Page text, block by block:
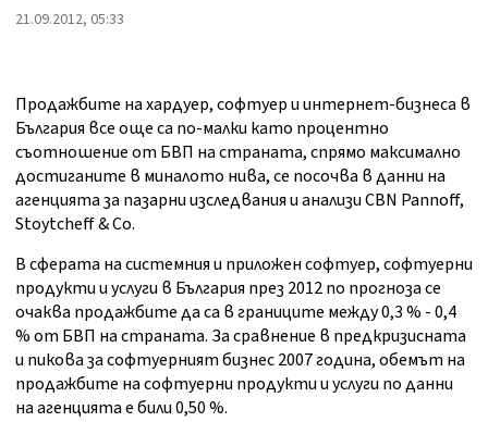
21.09.2012, 05:33
Продажбите на хардуер, софтуер и интернет-бизнеса в
България все още са по-малки като процентно
съотношение от БВП на страната, спрямо максимално
достиганите в миналото нива, се посочва в данни на
агенцията за пазарни изследвания и анализи CBN Pannoff,
Stoytcheff & Co.
В сферата на системния и приложен софтуер, софтуерни
продукти и услуги в България през 2012 по прогноза се
очаква продажбите да са в границите между 0,3 % - 0,4
% от БВП на страната. За сравнение в предкризисната
и пикова за софтуерният бизнес 2007 година, обемът на
продажбите на софтуерни продукти и услуги по данни
на агенцията е били 0,50 %.